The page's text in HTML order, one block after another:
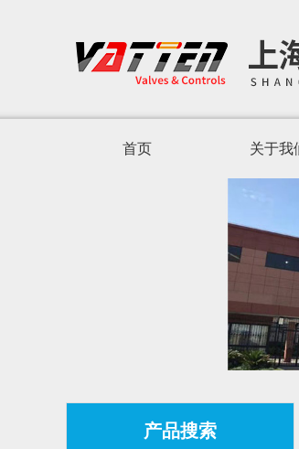
首页 关于我
产品搜索